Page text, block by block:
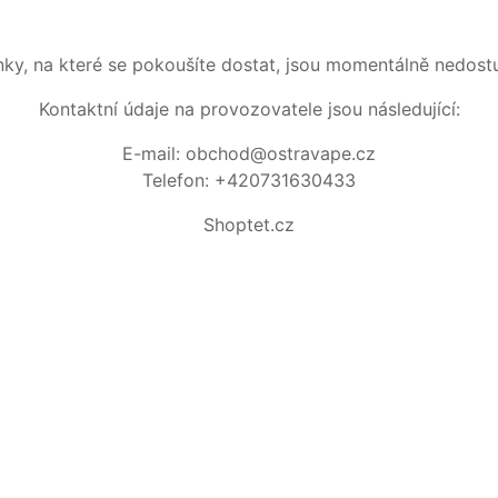
na které se pokoušíte dostat, jsou momentálně
Kontaktní údaje na provozovatele jsou následující:
E-mail: obchod@ostravape.cz
Telefon: +420731630433
Shoptet.cz